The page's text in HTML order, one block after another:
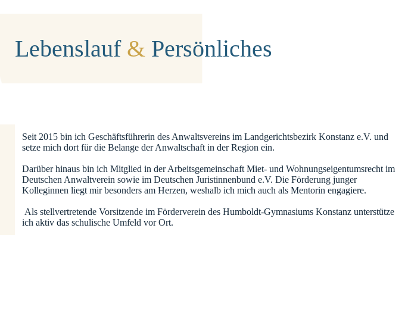
Lebenslauf & Persönliches
Seit 2015 bin ich Geschäftsführerin des Anwaltsvereins im Landgerichtsbezirk Konstanz e.V. und
setze mich dort für die Belange der Anwaltschaft in der Region ein.
Darüber hinaus bin ich Mitglied in der Arbeitsgemeinschaft Miet- und Wohnungseigentumsrecht im
Deutschen Anwaltverein sowie im Deutschen Juristinnenbund e.V. Die Förderung junger
Kolleginnen liegt mir besonders am Herzen, weshalb ich mich auch als Mentorin engagiere.
Als stellvertretende Vorsitzende im Förderverein des Humboldt-Gymnasiums Konstanz unterstütze
ich aktiv das schulische Umfeld vor Ort.